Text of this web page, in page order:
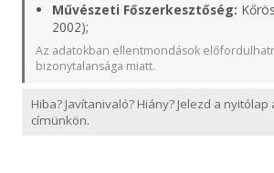
Művészeti Főszerkesztőség:
2002);
Az adatokban ellentmondások
bizonytalansága miatt.
Hiba? Javítanivaló? Hiány? Jelezd a
címünkön.